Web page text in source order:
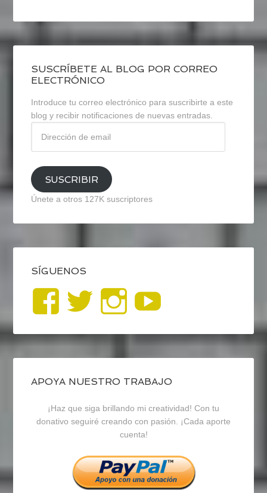
SUSCRÍBETE AL BLOG POR CORREO
ELECTRÓNICO
Introduce tu correo electrónico para suscribirte a este
blog y recibir notificaciones de nuevas entradas.
email
SUSCRIBIR
Únete a otros 127K suscriptores
SÍGUENOS
Ver
perfil
de
blogrecursosep
en
Facebook
Ver
perfil
de
recursosep
en
Twitter
Ver
perfil
de
recursosep
en
Instagram
APOYA NUESTRO TRABAJO
¡Haz que siga brillando mi creatividad! Con tu
donativo seguiré creando con pasión. ¡Cada aporte
cuenta!